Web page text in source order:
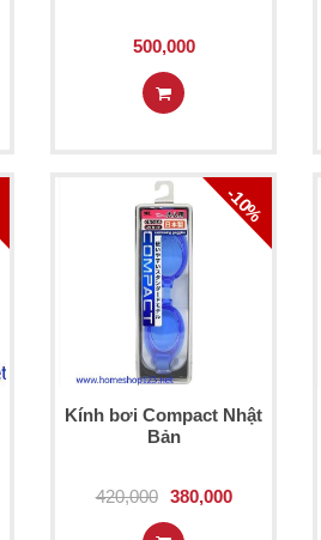
500,000
-10%
Kính bơi Compact Nhật
Bản
420,000 380,000